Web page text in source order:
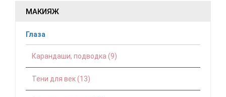
МАКИЯЖ
Глаза
Карандаши, подводка (9)
Тени для век (13)